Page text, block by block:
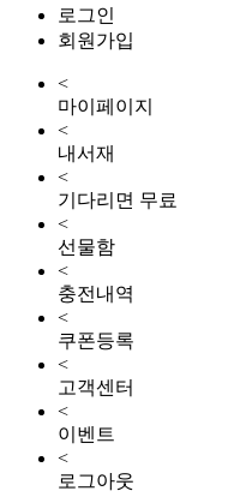
로그인
회원가입
<
마이페이지
<
내서재
<
기다리면 무료
<
선물함
<
충전내역
<
쿠폰등록
<
고객센터
<
이벤트
<
로그아웃